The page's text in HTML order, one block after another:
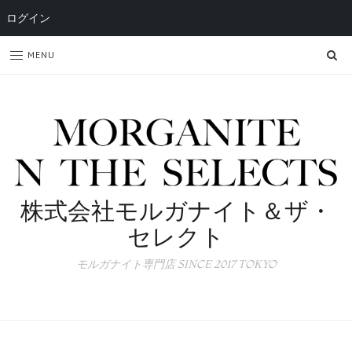
MENU
株式会社モルガナイト＆ザ・
セレクト
モルガナイト専門店 SINCE 2017 TOKYO
ログイン